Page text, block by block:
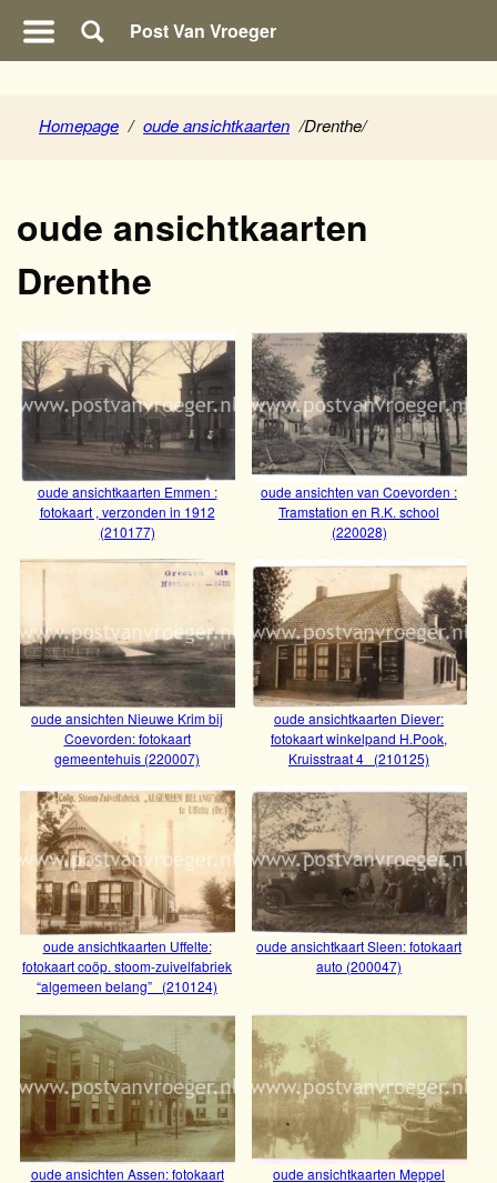
Post Van Vroeger
Homepage / oude ansichtkaarten /Drenthe/
oude ansichtkaarten
Drenthe
oude ansichtkaarten Emmen :
fotokaart , verzonden in 1912
(210177)
oude ansichtkaarten Emmen : fotokaart ,
verzonden in 1912 (210177)
oude ansichten van Coevorden :
Tramstation en R.K. school
(220028)
oude ansichten van Coevorden :
Tramstation en R.K. school (220028)
oude ansichten Nieuwe Krim bij
Coevorden: fotokaart
gemeentehuis (220007)
oude ansichten Nieuwe Krim bij
Bekijk
oude ansichtkaarten Diever:
fotokaart winkelpand H.Pook,
Kruisstraat 4 (210125)
oude ansichtkaarten Diever: fotokaart
Bekijk
oude ansichtkaarten Uffelte:
fotokaart coöp. stoom-zuivelfabriek
“algemeen belang” (210124)
oude ansichtkaart Sleen: fotokaart
auto (200047)
oude ansichten Assen: fotokaart
oude ansichtkaarten Meppel